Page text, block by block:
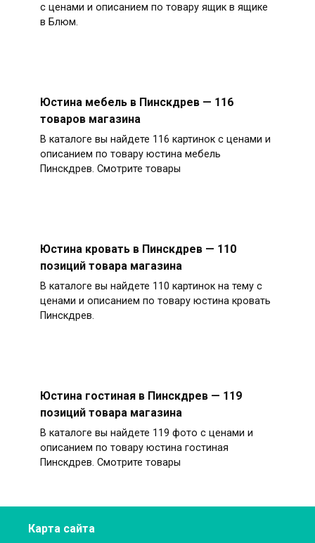
с ценами и описанием по товару ящик в ящике
в Блюм.
Юстина мебель в Пинскдрев — 116
товаров магазина
В каталоге вы найдете 116 картинок с ценами и
описанием по товару юстина мебель
Пинскдрев. Смотрите товары
Юстина кровать в Пинскдрев — 110
позиций товара магазина
В каталоге вы найдете 110 картинок на тему с
ценами и описанием по товару юстина кровать
Пинскдрев.
Юстина гостиная в Пинскдрев — 119
позиций товара магазина
В каталоге вы найдете 119 фото с ценами и
описанием по товару юстина гостиная
Пинскдрев. Смотрите товары
Карта сайта